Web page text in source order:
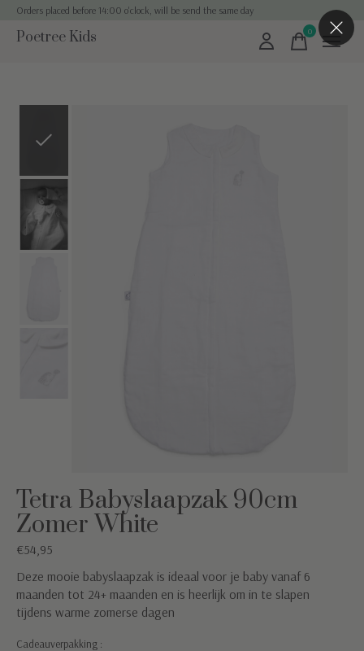
Orders placed before 14:00 o'clock, will be send the same day
Poetree Kids 0items
Tetra Babyslaapzak 90cm
Zomer White
€54,95
Deze mooie babyslaapzak is ideaal voor je baby vanaf 6
maanden tot 24+ maanden en is heerlijk om in te slapen
tijdens warme zomerse dagen
Cadeauverpakking :